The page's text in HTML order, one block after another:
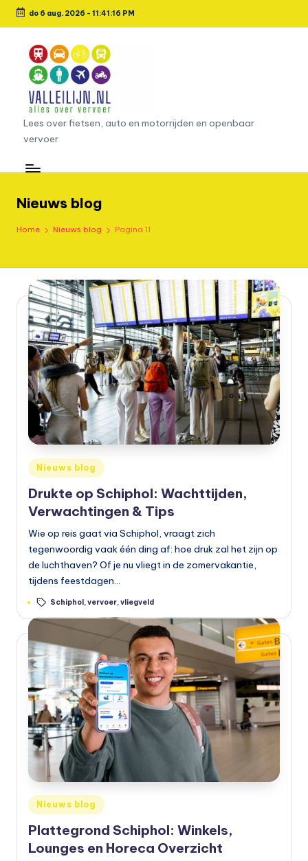
Ga
inhoud
do 6 aug. 2026 - 11:41:17 PM
L
e
e
s
o
v
r
fi
e
t
s
e
,
a
u
t
o
e
n
m
o
t
o
rr
ij
d
e
n
e
n
o
Lees over fietsen, auto en motorrijden en openbaar
vervoer
Nieuws blog
Home Nieuws blog Pagina 11
Geplaatst
in
Nieuws blog
Drukte op Schiphol: Wachttijden,
Verwachtingen & Tips
Wie op reis gaat via Schiphol, vraagt zich
tegenwoordig vaak één ding af: hoe druk zal het zijn op
de luchthaven? Of je nu vliegt in de zomervakantie,
tijdens feestdagen…
Tags: Schiphol,vervoer,vliegveld
Geplaatst
in
Nieuws blog
Plattegrond Schiphol: Winkels,
Lounges en Horeca Overzicht